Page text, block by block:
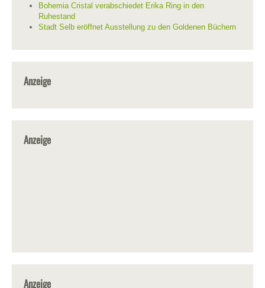
Bohemia Cristal verabschiedet Erika Ring in den
Ruhestand
Stadt Selb eröffnet Ausstellung zu den Goldenen Büchern
Anzeige
Anzeige
Anzeige